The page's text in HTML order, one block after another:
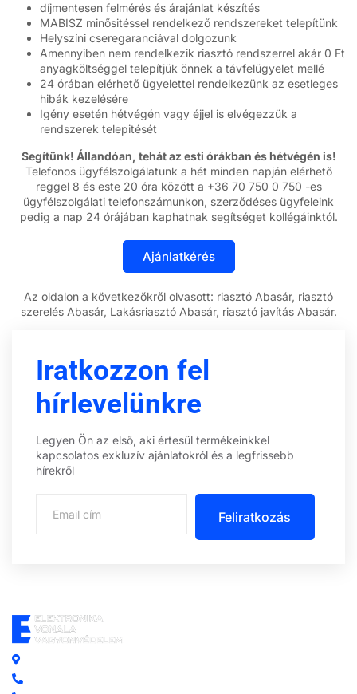
díjmentesen felmérés és árajánlat készítés
MABISZ minősitéssel rendelkező rendszereket telepítünk
Helyszíni cseregaranciával dolgozunk
Amennyiben nem rendelkezik riasztó rendszerrel akár 0 Ft
anyagköltséggel telepítjük önnek a távfelügyelet mellé
24 órában elérhető ügyelettel rendelkezünk az esetleges
hibák kezelésére
Igény esetén hétvégén vagy éjjel is elvégezzük a
rendszerek telepitését
Segítünk! Állandóan, tehát az esti órákban és hétvégén is!
Telefonos ügyfélszolgálatunk a hét minden napján elérhető
reggel 8 és este 20 óra között a +36 70 750 0 750 -es
ügyfélszolgálati telefonszámunkon, szerződéses ügyfeleink
pedig a nap 24 órájában kaphatnak segítséget kollégáinktól.
Az oldalon a következőkről olvasott: riasztó Abasár, riasztó
szerelés Abasár, Lakásriasztó Abasár, riasztó javítás Abasár.
Iratkozzon fel
hírlevelünkre
Legyen Ön az első, aki értesül termékeinkkel
kapcsolatos exkluzív ajánlatokról és a legfrissebb
hírekről
Feliratkozás